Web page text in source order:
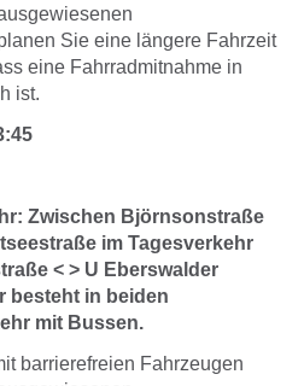
Sie eine längere Fahrzeit
eine Fahrradmitnahme in
ist.
Zwischen Björnsonstraße
im Tagesverkehr
< > U Eberswalder
besteht in beiden
mit Bussen.
barrierefreien Fahrzeugen